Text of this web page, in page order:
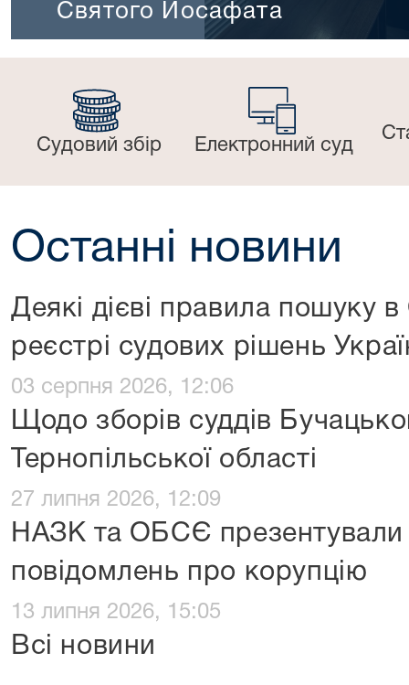
Святого Йосафата
Судовий збір Електронний суд
Останні новини
Деякі дієві правила пошуку
реєстрі судових рішень
03 серпня 2026, 12:06
Щодо зборів суддів
Тернопільської області
27 липня 2026, 12:09
НАЗК та ОБСЄ
повідомлень про корупцію
13 липня 2026, 15:05
Всі новини